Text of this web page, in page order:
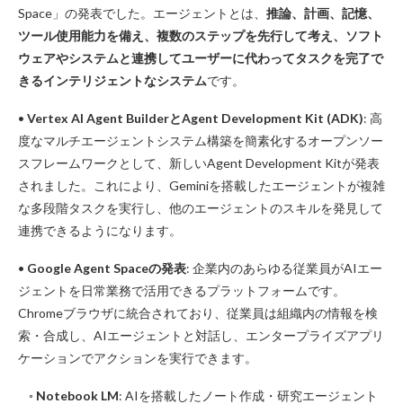
Space」の発表でした。エージェントとは、 推論、計画、記憶、
ツール使用能力を備え、複数のステップを先行して考え、ソフト
ウェアやシステムと連携してユーザーに代わってタスクを完了で
きるインテリジェントなシステムです。
• Vertex AI Agent BuilderとAgent Development Kit (ADK): 高
度なマルチエージェントシステム構築を簡素化するオープンソー
スフレームワークとして、新しいAgent Development Kitが発表
されました。これにより、Geminiを搭載したエージェントが複雑
な多段階タスクを実行し、他のエージェントのスキルを発見して
連携できるようになります。
• Google Agent Spaceの発表: 企業内のあらゆる従業員がAIエー
ジェントを日常業務で活用できるプラットフォームです。
Chromeブラウザに統合されており、従業員は組織内の情報を検
索・合成し、AIエージェントと対話し、エンタープライズアプリ
ケーションでアクションを実行できます。
◦ Notebook LM: AIを搭載したノート作成・研究エージェント